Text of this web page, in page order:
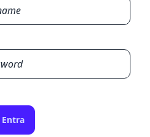
Entra